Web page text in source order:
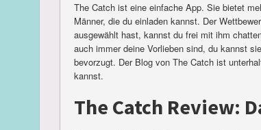
The Catch ist eine einfache App. Sie bietet
Männer, die du einladen kannst. Der
ausgewählt hast, kannst du frei mit ihm
auch immer deine Vorlieben sind, du kannst
bevorzugt. Der Blog von The Catch ist
kannst.
The Catch Review: